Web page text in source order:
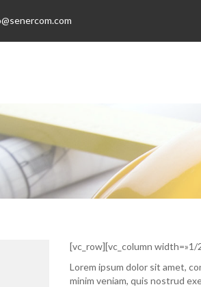
[vc_row][vc_column width=»1/
Lorem ipsum dolor sit amet,
minim veniam, quis nostrud